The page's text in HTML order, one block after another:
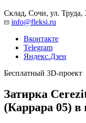
Склад, Сочи, ул. Труда,
info@fleksi.ru
Вконтакте
Telegram
Яндекс.Дзен
Бесплатный 3D-проект
Затирка
(Каррара 05) в